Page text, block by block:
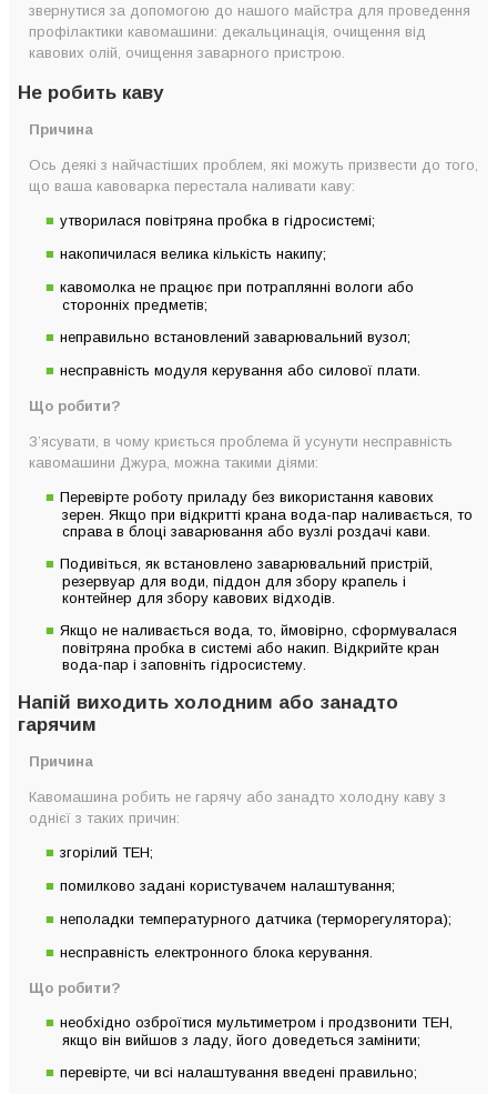
звернутися за допомогою до нашого майстра для проведення
профілактики кавомашини: декальцинація, очищення від
кавових олій, очищення заварного пристрою.
Не робить каву
Причина
Ось деякі з найчастіших проблем, які можуть призвести до того,
що ваша кавоварка перестала наливати каву:
утворилася повітряна пробка в гідросистемі;
накопичилася велика кількість накипу;
кавомолка не працює при потраплянні вологи або
сторонніх предметів;
неправильно встановлений заварювальний вузол;
несправність модуля керування або силової плати.
Що робити?
З’ясувати, в чому криється проблема й усунути несправність
кавомашини Джура, можна такими діями:
Перевірте роботу приладу без використання кавових
зерен. Якщо при відкритті крана вода-пар наливається, то
справа в блоці заварювання або вузлі роздачі кави.
Подивіться, як встановлено заварювальний пристрій,
резервуар для води, піддон для збору крапель і
контейнер для збору кавових відходів.
Якщо не наливається вода, то, ймовірно, сформувалася
повітряна пробка в системі або накип. Відкрийте кран
вода-пар і заповніть гідросистему.
Напій виходить холодним або занадто
гарячим
Причина
Кавомашина робить не гарячу або занадто холодну каву з
однієї з таких причин:
згорілий ТЕН;
помилково задані користувачем налаштування;
неполадки температурного датчика (терморегулятора);
несправність електронного блока керування.
Що робити?
необхідно озброїтися мультиметром і продзвонити ТЕН,
якщо він вийшов з ладу, його доведеться замінити;
перевірте, чи всі налаштування введені правильно;